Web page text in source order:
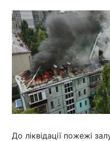
До ліквідації пожежі